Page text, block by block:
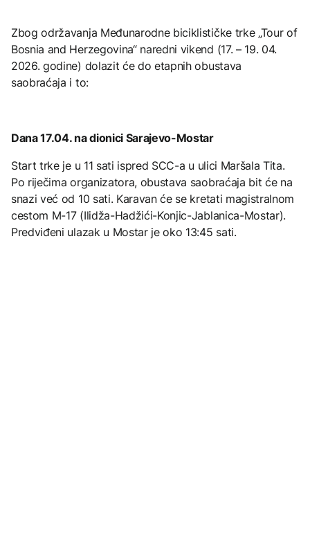
Zbog održavanja Međunarodne biciklističke trke „Tour of
Bosnia and Herzegovina“ naredni vikend (17. – 19. 04.
2026. godine) dolazit će do etapnih obustava
saobraćaja i to:
Dana 17.04. na dionici Sarajevo-Mostar
Start trke je u 11 sati ispred SCC-a u ulici Maršala Tita.
Po riječima organizatora, obustava saobraćaja bit će na
snazi već od 10 sati. Karavan će se kretati magistralnom
cestom M-17 (Ilidža-Hadžići-Konjic-Jablanica-Mostar).
Predviđeni ulazak u Mostar je oko 13:45 sati.